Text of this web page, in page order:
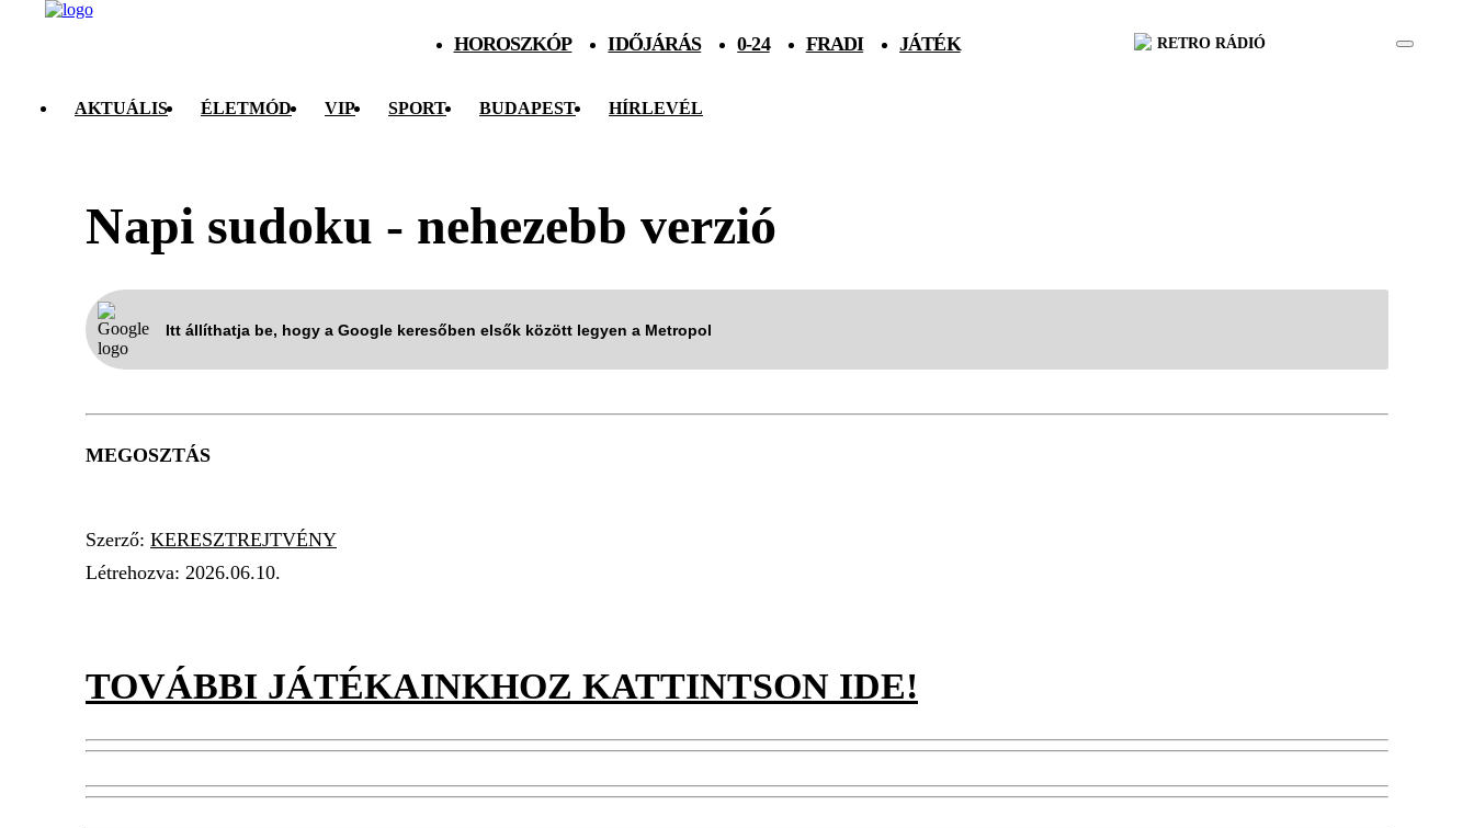
HOROSZKÓP IDŐJÁRÁS 0-24 FRADI JÁTÉK RETRO RÁDIÓ
AKTUÁLIS ÉLETMÓD VIP SPORT BUDAPEST HÍRLEVÉL
Napi sudoku - nehezebb verzió
Itt állíthatja be, hogy a Google keresőben elsők között legyen a Metropol
MEGOSZTÁS
Szerző: KERESZTREJTVÉNY
Létrehozva: 2026.06.10.
TOVÁBBI JÁTÉKAINKHOZ KATTINTSON IDE!